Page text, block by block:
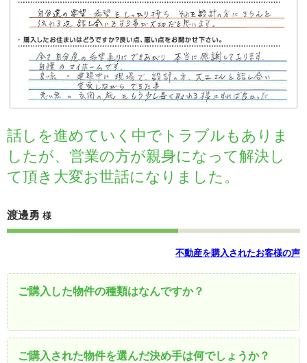
話しを進めていく中でトラブルもありま
したが、営業の方が親身になって解決し
て頂き大変お世話になりました。
渡邊勇 様
不動産を購入されたお客様の声
ご購入した物件の種類はなんですか？
ご購入された物件を選んだ決め手は何でしょうか？